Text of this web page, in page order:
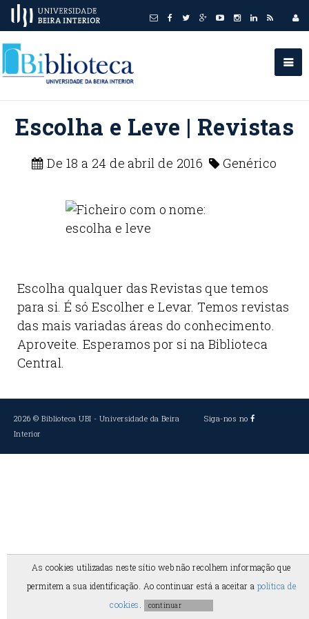
Escolha e Leve | Revistas
De 18 a 24 de abril de 2016 Genérico
Escolha qualquer das Revistas que temos
para si. É só Escolher e Levar. Temos revistas
das mais variadas áreas do conhecimento.
Aproveite. Esperamos por si na Biblioteca
Central.
As cookies utilizadas neste sítio web não recolhem informação que
permitem a sua identificação. Ao continuar está a aceitar apolítica de
cookies
Siga-nos no
2026 ©Biblioteca UBI - Universidade da Beira
Interior